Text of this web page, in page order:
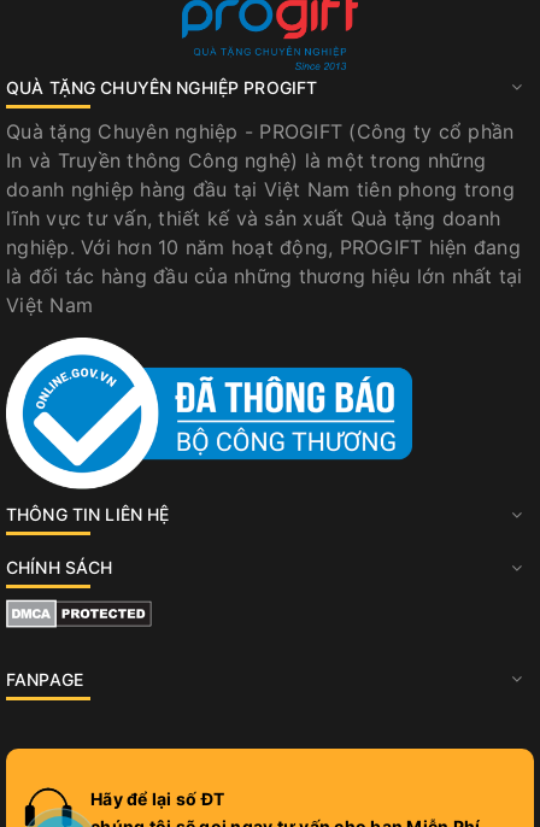
QUÀ TẶNG CHUYÊN NGHIỆP PROGIFT
Quà tặng Chuyên nghiệp - PROGIFT (Công ty cổ phần
In và Truyền thông Công nghệ) là một trong những
doanh nghiệp hàng đầu tại Việt Nam tiên phong trong
lĩnh vực tư vấn, thiết kế và sản xuất Quà tặng doanh
nghiệp. Với hơn 10 năm hoạt động, PROGIFT hiện đang
là đối tác hàng đầu của những thương hiệu lớn nhất tại
Việt Nam
THÔNG TIN LIÊN HỆ
CHÍNH SÁCH
FANPAGE
Hãy để lại số ĐT